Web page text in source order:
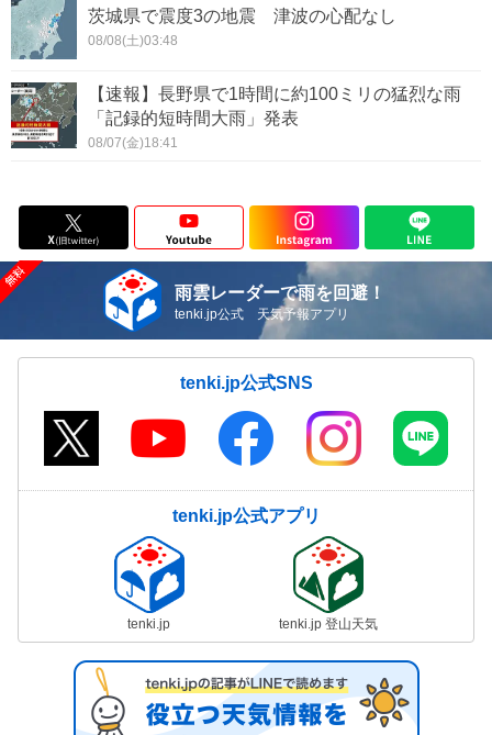
茨城県で震度3の地震 津波の心配なし
08/08(土)03:48
【速報】長野県で1時間に約100ミリの猛烈な雨
「記録的短時間大雨」発表
08/07(金)18:41
雨雲レーダーで雨を回避！
tenki.jp公式 天気予報アプリ
tenki.jp公式SNS
tenki.jp公式アプリ
tenki.jp tenki.jp 登山天気